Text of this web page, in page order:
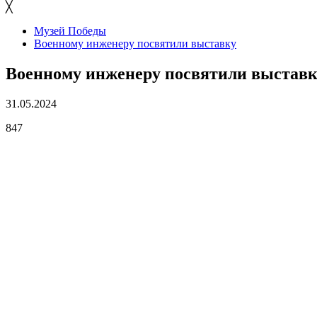
╳
Музей Победы
Военному инженеру посвятили выставку
Военному инженеру посвятили
31.05.2024
847